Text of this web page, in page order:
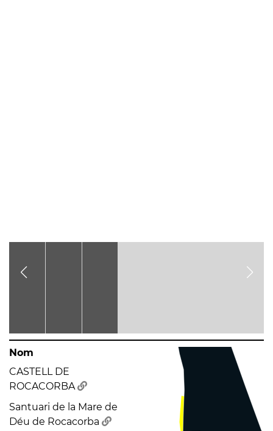
Nom
CASTELL DE
ROCACORBA
Santuari de la Mare de
Déu de Rocacorba